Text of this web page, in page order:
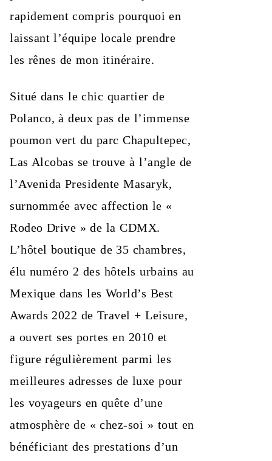
rapidement compris pourquoi en
laissant l’équipe locale prendre
les rênes de mon itinéraire.
Situé dans le chic quartier de
Polanco, à deux pas de l’immense
poumon vert du parc Chapultepec,
Las Alcobas se trouve à l’angle de
l’Avenida Presidente Masaryk,
surnommée avec affection le «
Rodeo Drive » de la CDMX.
L’hôtel boutique de 35 chambres,
élu numéro 2 des hôtels urbains au
Mexique dans les World’s Best
Awards 2022 de Travel + Leisure,
a ouvert ses portes en 2010 et
figure régulièrement parmi les
meilleures adresses de luxe pour
les voyageurs en quête d’une
atmosphère de « chez-soi » tout en
bénéficiant des prestations d’un